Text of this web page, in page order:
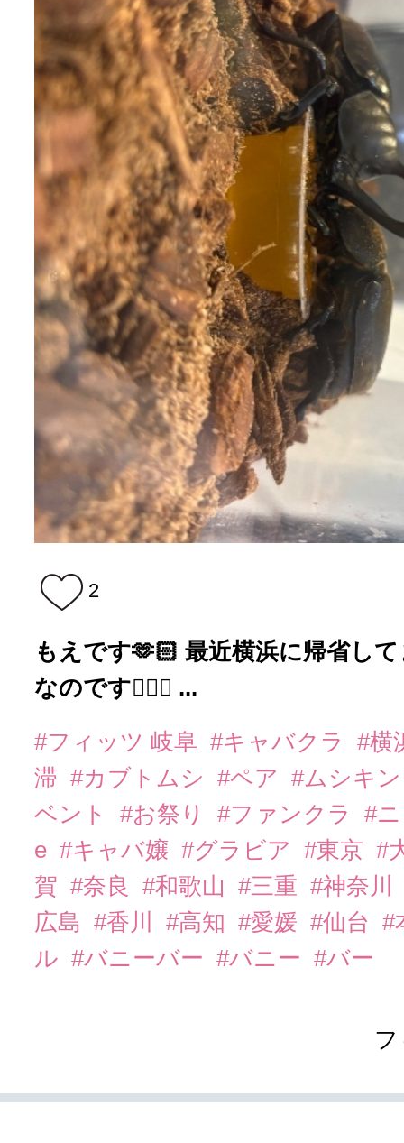
2
もえです🫶🏻 最近横浜に帰省し
なのです👍🏻✨ ...
#フィッツ 岐阜 #キャバクラ
#横
滞 #カブトムシ #ペア
#ムシキ
ベント
#お祭り #ファンクラ
#
e #キャバ嬢 #グラビア #東京 #
賀 #奈良 #和歌山 #三重 #神奈川
広島
#香川 #高知 #愛媛 #仙台
#
ル #バニーバー #バニー #バー